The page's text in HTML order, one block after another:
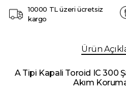
10000 TL üzeri ücretsiz
kargo
Ürün
A Tipi Kapali Toroid IC 300
Akım